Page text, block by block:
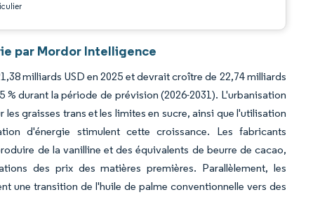
par Mordor Intelligence
milliards USD en 2025 et devrait croître de 22,74 milliards
durant la période de prévision (2026-2031). L'urbanisation
graisses trans et les limites en sucre, ainsi que l'utilisation
d'énergie stimulent cette croissance. Les fabricants
de la vanilline et des équivalents de beurre de cacao,
des prix des matières premières. Parallèlement, les
une transition de l'huile de palme conventionnelle vers des